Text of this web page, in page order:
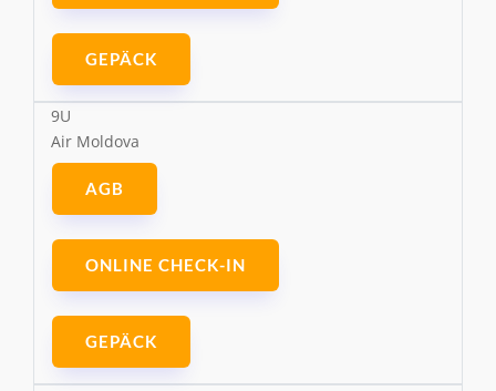
GEPÄCK
9U
Air Moldova
AGB
ONLINE CHECK-IN
GEPÄCK